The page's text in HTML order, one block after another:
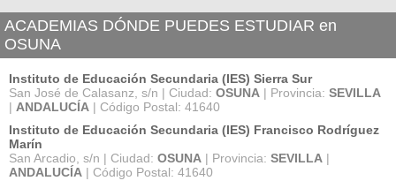
ACADEMIAS DÓNDE PUEDES ESTUDIAR en
OSUNA
Instituto de Educación Secundaria (IES) Sierra Sur
San José de Calasanz, s/n | Ciudad: OSUNA | Provincia: SEVILLA
| ANDALUCÍA | Código Postal: 41640
Instituto de Educación Secundaria (IES) Francisco Rodríguez
Marín
San Arcadio, s/n | Ciudad: OSUNA | Provincia: SEVILLA |
ANDALUCÍA | Código Postal: 41640